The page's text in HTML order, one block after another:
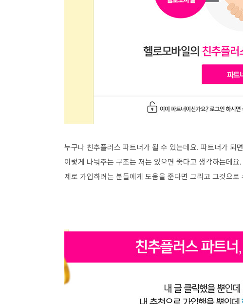
누구나 친추플러스 파트너가 될 수 있는데요. 파트너가 되
이렇게 나눠주는 구조는 저는 있으면 좋다고 생각하는데
제로 가입하려는 분들에게 도움을 준다면 그리고 그것으